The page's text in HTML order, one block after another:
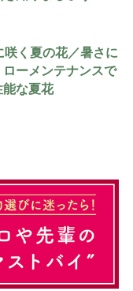
く夏の花／暑さに
ーメンテナンスで
能な夏花